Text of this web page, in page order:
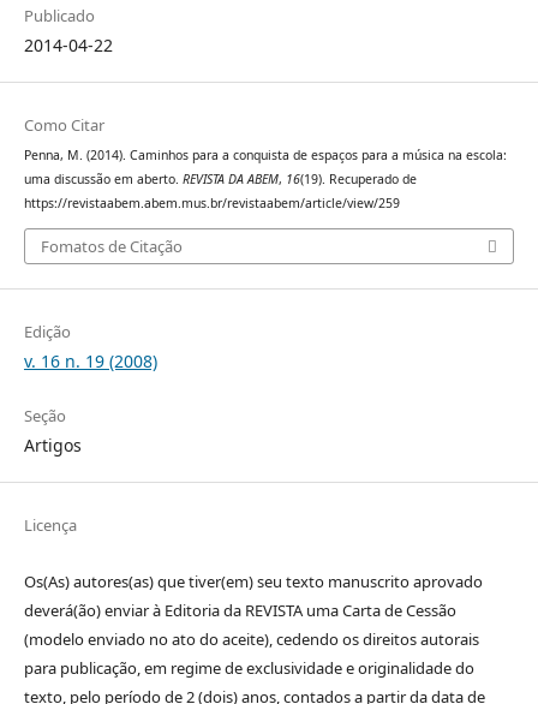
Publicado
2014-04-22
Como Citar
Penna, M. (2014). Caminhos para a conquista de espaços para a música na escola:
uma discussão em aberto. REVISTA DA ABEM, 16(19). Recuperado de
https://revistaabem.abem.mus.br/revistaabem/article/view/259
Fomatos de Citação
Edição
v. 16 n. 19 (2008)
Seção
Artigos
Licença
Os(As) autores(as) que tiver(em) seu texto manuscrito aprovado
deverá(ão) enviar à Editoria da REVISTA uma Carta de Cessão
(modelo enviado no ato do aceite), cedendo os direitos autorais
para publicação, em regime de exclusividade e originalidade do
texto, pelo período de 2 (dois) anos, contados a partir da data de